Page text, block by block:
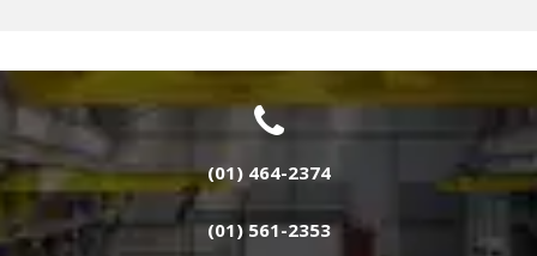
(01) 464-2374
(01) 561-2353